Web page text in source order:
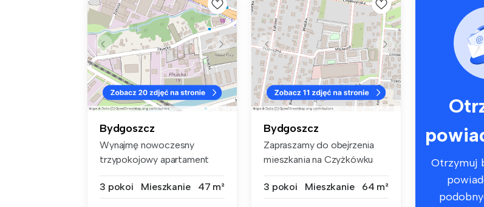
Bydgoszcz
Wynajmę nowoczesny
trzypokojowy apartament
3 pokoi
Mieszkanie 47 m²
Bydgoszcz
Zapraszamy do obejrzenia
mieszkania na Czyżkówku
3 pokoi
Mieszkanie 64 m²
Otrzymuj